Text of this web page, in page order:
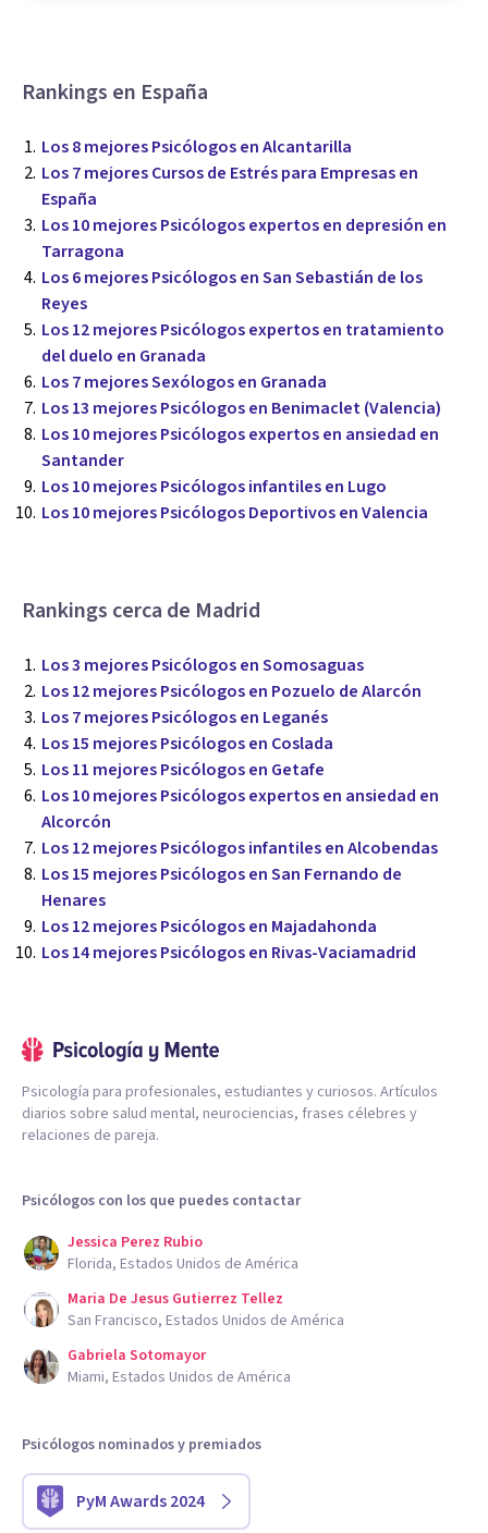
Rankings en España
Los 8 mejores Psicólogos en Alcantarilla
Los 7 mejores Cursos de Estrés para Empresas en
España
Los 10 mejores Psicólogos expertos en depresión en
Tarragona
Los 6 mejores Psicólogos en San Sebastián de los
Reyes
Los 12 mejores Psicólogos expertos en tratamiento
del duelo en Granada
Los 7 mejores Sexólogos en Granada
Los 13 mejores Psicólogos en Benimaclet (Valencia)
Los 10 mejores Psicólogos expertos en ansiedad en
Santander
Los 10 mejores Psicólogos infantiles en Lugo
Los 10 mejores Psicólogos Deportivos en Valencia
Rankings cerca de Madrid
Los 3 mejores Psicólogos en Somosaguas
Los 12 mejores Psicólogos en Pozuelo de Alarcón
Los 7 mejores Psicólogos en Leganés
Los 15 mejores Psicólogos en Coslada
Los 11 mejores Psicólogos en Getafe
Los 10 mejores Psicólogos expertos en ansiedad en
Alcorcón
Los 12 mejores Psicólogos infantiles en Alcobendas
Los 15 mejores Psicólogos en San Fernando de
Henares
Los 12 mejores Psicólogos en Majadahonda
Los 14 mejores Psicólogos en Rivas-Vaciamadrid
Psicología para profesionales, estudiantes y curiosos. Artículos
diarios sobre salud mental, neurociencias, frases célebres y
relaciones de pareja.
Psicólogos con los que puedes contactar
Jessica Perez Rubio
Florida, Estados Unidos de América
Maria De Jesus Gutierrez Tellez
San Francisco, Estados Unidos de América
Gabriela Sotomayor
Miami, Estados Unidos de América
Psicólogos nominados y premiados
PyM Awards 2024